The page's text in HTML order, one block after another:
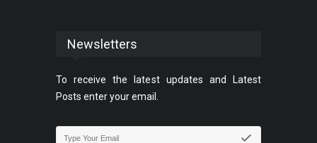
Newsletters
To receive the latest updates and Latest
Posts enter your email.